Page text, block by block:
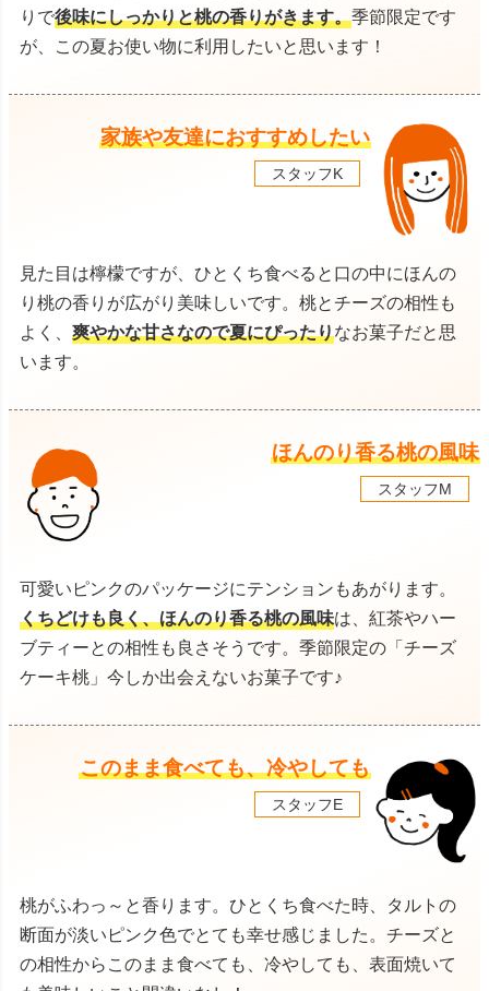
りで後味にしっかりと桃の香りがきます。季節限定です
が、この夏お使い物に利用したいと思います！
家族や友達におすすめしたい
スタッフK
見た目は檸檬ですが、ひとくち食べると口の中にほんの
り桃の香りが広がり美味しいです。桃とチーズの相性も
よく、 爽やかな甘さなので夏にぴったりなお菓子だと思
います。
ほんのり香る桃の風味
スタッフM
可愛いピンクのパッケージにテンションもあがります。
くちどけも良く、ほんのり香る桃の風味は、紅茶やハー
ブティーとの相性も良さそうです。季節限定の「チーズ
ケーキ桃」今しか出会えないお菓子です♪
このまま食べても、冷やしても
スタッフE
桃がふわっ～と香ります。ひとくち食べた時、タルトの
断面が淡いピンク色でとても幸せ感じました。チーズと
の相性からこのまま食べても、冷やしても、表面焼いて